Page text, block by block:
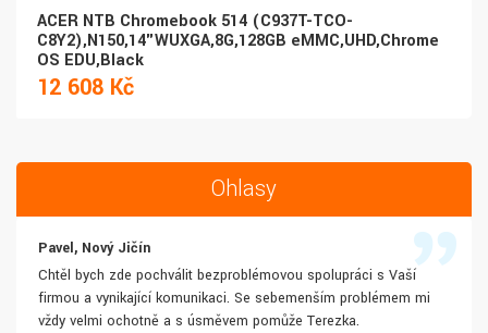
ACER NTB Chromebook 514 (C937T-TCO-
C8Y2),N150,14"WUXGA,8G,128GB eMMC,UHD,Chrome
OS EDU,Black
12 608 Kč
Ohlasy
Pavel, Nový Jičín
Chtěl bych zde pochválit bezproblémovou spolupráci s Vaší
firmou a vynikající komunikaci. Se sebemenším problémem mi
vždy velmi ochotně a s úsměvem pomůže Terezka.